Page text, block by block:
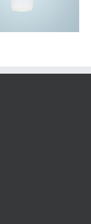
TBC643dw